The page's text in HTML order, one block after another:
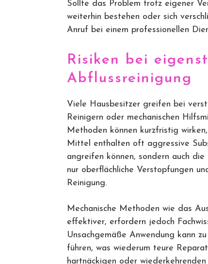
Sollte das Problem trotz eigener
weiterhin bestehen oder sich
Anruf bei einem professionellen
Risiken bei
Abflussreinigung
Viele Hausbesitzer greifen bei
Reinigern oder mechanischen
Methoden können kurzfristig
Mittel enthalten oft aggressive
angreifen können, sondern auch
nur oberflächliche Verstopfungen
Reinigung.
Mechanische Methoden wie das
effektiver, erfordern jedoch
Unsachgemäße Anwendung kann
führen, was wiederum teure
hartnäckigen oder